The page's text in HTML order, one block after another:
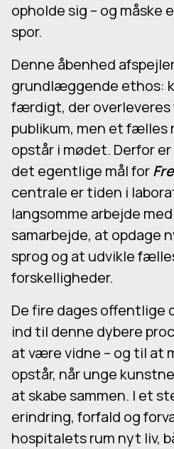
opholde sig – og måske
spor.
Denne åbenhed
grundlæggende ethos:
færdigt, der
publikum, men et fælles
opstår i mødet. Derfor
det egentlige mål for
centrale er tiden i
langsomme arbejde
samarbejde, at opdage
sprog og at udvikle
forskelligheder.
De fire dages offentlige
ind til denne dybere
at være vidne – og til at
opstår, når unge
at skabe sammen. I et
erindring, forfald og
hospitalets rum nyt liv,